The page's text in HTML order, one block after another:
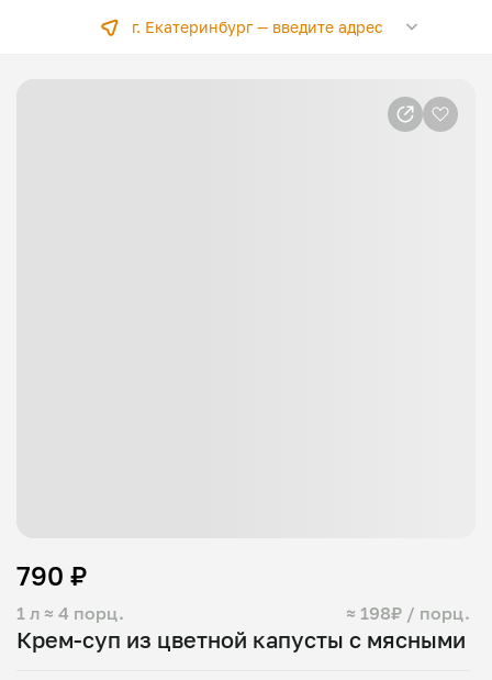
г. Екатеринбург —введите адрес
Крем-суп из цветной капусты с мясными
1 л ≈ 4 порц. ≈ 198₽ / порц.
790 ₽